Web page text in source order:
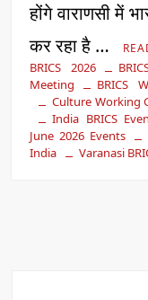
होंगे वाराणसी में
कर रहा है …
BRICS 2026
Meeting
BRICS
Culture Working
India BRICS
June 2026 Events
India
Varanasi